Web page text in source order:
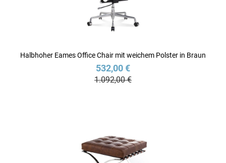
Halbhoher Eames Office Chair mit weichem Polster in Braun
532,00 €
1.092,00 €